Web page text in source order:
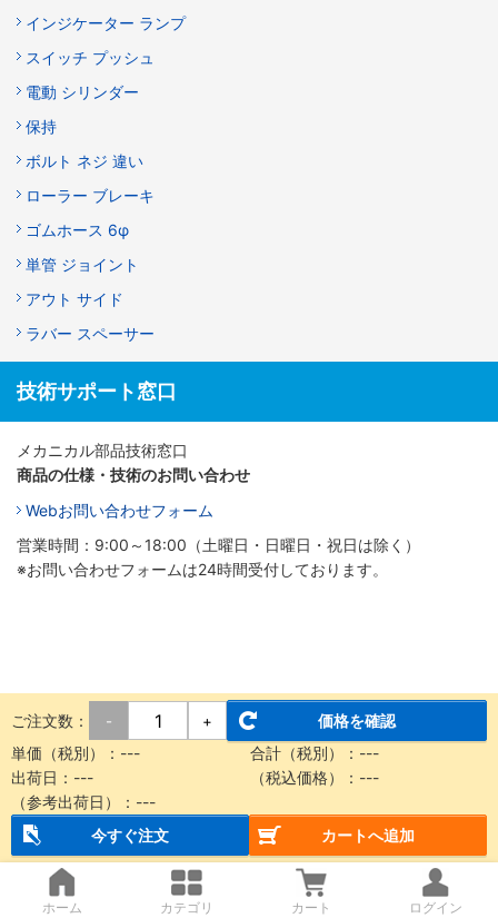
インジケーター ランプ
スイッチ プッシュ
電動 シリンダー
保持
ボルト ネジ 違い
ローラー ブレーキ
ゴムホース 6φ
単管 ジョイント
アウト サイド
ラバー スペーサー
技術サポート窓口
メカニカル部品技術窓口
商品の仕様・技術のお問い合わせ
Webお問い合わせフォーム
営業時間：9:00～18:00（土曜日・日曜日・祝日は除く）
※お問い合わせフォームは24時間受付しております。
ご注文数： - +
価格を確認
単価（税別）： --- 合計（税別）： ---
出荷日： --- （税込価格）： ---
（参考出荷日）： ---
今すぐ注文
カートへ追加
ホーム カテゴリ カート ログイン